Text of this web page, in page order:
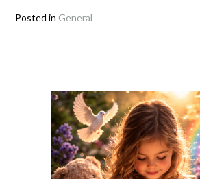
Posted in General